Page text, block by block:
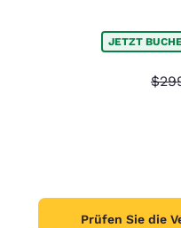
JETZT
Prüfen Sie die